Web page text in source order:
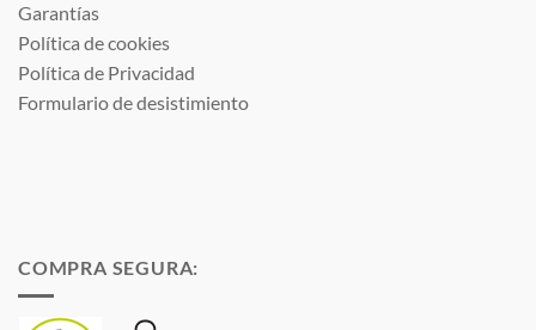
Garantías
Política de cookies
Política de Privacidad
Formulario de desistimiento
COMPRA SEGURA: